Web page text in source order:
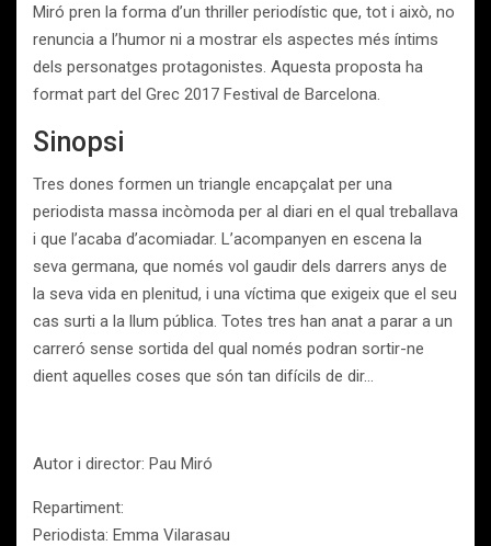
Miró pren la forma d’un thriller periodístic que, tot i això, no
renuncia a l’humor ni a mostrar els aspectes més íntims
dels personatges protagonistes. Aquesta proposta ha
format part del Grec 2017 Festival de Barcelona.
Sinopsi
Tres dones formen un triangle encapçalat per una
periodista massa incòmoda per al diari en el qual treballava
i que l’acaba d’acomiadar. L’acompanyen en escena la
seva germana, que només vol gaudir dels darrers anys de
la seva vida en plenitud, i una víctima que exigeix que el seu
cas surti a la llum pública. Totes tres han anat a parar a un
carreró sense sortida del qual només podran sortir-ne
dient aquelles coses que són tan difícils de dir…
Autor i director: Pau Miró
Repartiment:
Periodista: Emma Vilarasau